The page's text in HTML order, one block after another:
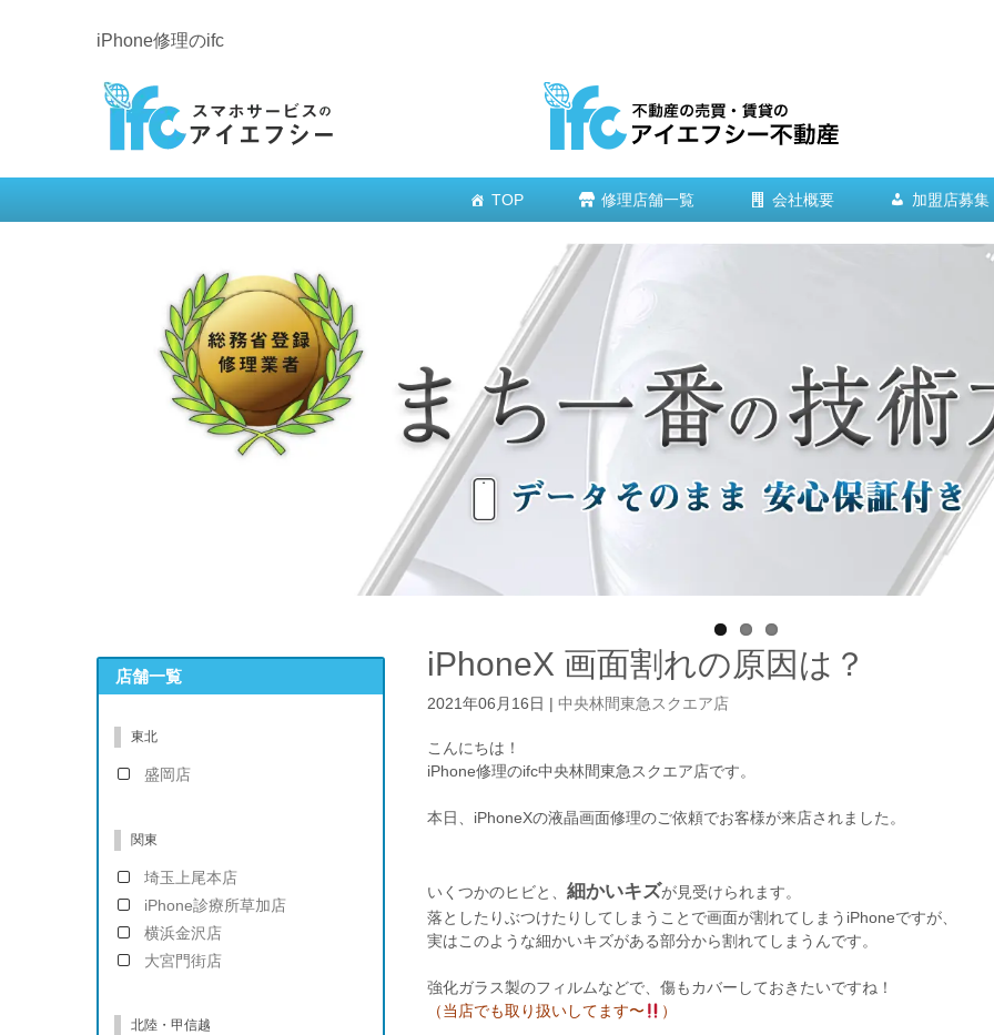
iPhone修理のifc
TOP 修理店舗一覧 会社概要 加盟店募集
iPhoneX 画面割れの原因は？
2021年06月16日 中央林間東急スクエア店
こんにちは！
iPhone修理のifc中央林間東急スクエア店です。
本日、iPhoneXの液晶画面修理のご依頼でお客様が来店されました。
いくつかのヒビと、 細かいキズが見受けられます。
落としたりぶつけたりしてしまうことで画面が割れてしまうiPhoneですが、
実はこのような細かいキズがある部分から割れてしまうんです。
強化ガラス製のフィルムなどで、傷もカバーしておきたいですね！
（当店でも取り扱いしてます〜
）
店舗一覧
東北
盛岡店
関東
埼玉上尾本店
iPhone診療所草加店
横浜金沢店
大宮門街店
北陸・甲信越